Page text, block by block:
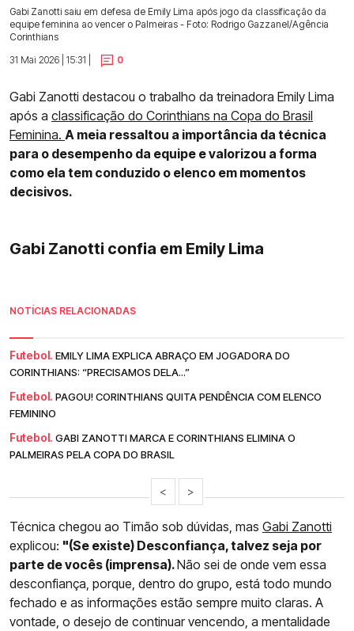
Gabi Zanotti saiu em defesa de Emily Lima após jogo da classificação da
equipe feminina ao vencer o Palmeiras - Foto: Rodrigo Gazzanel/Agência
Corinthians
31 Mai 2026 | 15:31 |
0
Gabi Zanotti destacou o trabalho da treinadora Emily Lima
após a classificação do Corinthians na Copa do Brasil
Feminina. A meia ressaltou a importância da técnica
para o desempenho da equipe e valorizou a forma
como ela tem conduzido o elenco em momentos
decisivos.
Gabi Zanotti confia em Emily Lima
NOTÍCIAS RELACIONADAS
Futebol. EMILY LIMA EXPLICA ABRAÇO EM JOGADORA DO
CORINTHIANS: “PRECISAMOS DELA...”
Futebol. PAGOU! CORINTHIANS QUITA PENDÊNCIA COM ELENCO
FEMININO
Futebol. GABI ZANOTTI MARCA E CORINTHIANS ELIMINA O
PALMEIRAS PELA COPA DO BRASIL
< >
Técnica chegou ao Timão sob dúvidas, mas Gabi Zanotti
explicou: "(Se existe) Desconfiança, talvez seja por
parte de vocês (imprensa).Não sei de onde vem essa
desconfiança, porque, dentro do grupo, está todo mundo
fechado e as informações estão sempre muito claras. A
vontade, o desejo de continuar vencendo, a mentalidade